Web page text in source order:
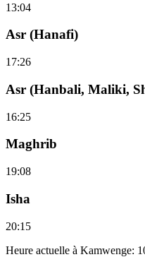
13:04
Asr (Hanafi)
17:26
Asr (Hanbali, Maliki,
16:25
Maghrib
19:08
Isha
20:15
Heure actuelle à Kamwenge: